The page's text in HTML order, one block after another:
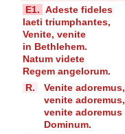
E1. Adeste fideles
laeti triumphantes,
Venite, venite
in Bethlehem.
Natum videte
Regem angelorum.
R.
Venite adoremus,
venite adoremus,
venite adoremus
Dominum.